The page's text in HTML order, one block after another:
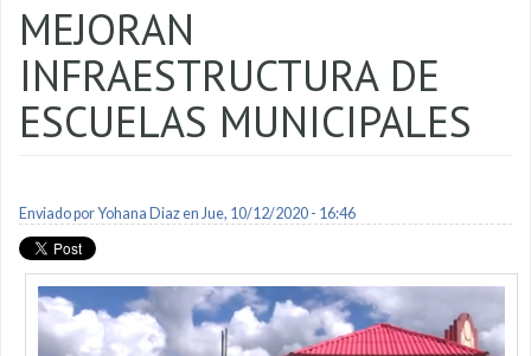
MEJORAN
INFRAESTRUCTURA DE
ESCUELAS MUNICIPALES
Enviado porYohana Diazen Jue, 10/12/2020 - 16:46